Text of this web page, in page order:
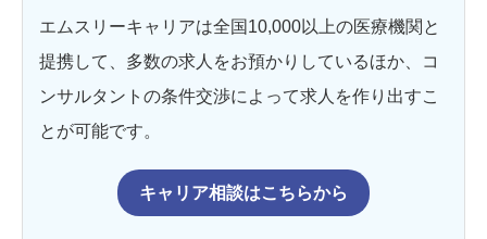
エムスリーキャリアは全国10,000以上の医療機関と
提携して、多数の求人をお預かりしているほか、コ
ンサルタントの条件交渉によって求人を作り出すこ
とが可能です。
キャリア相談はこちらから